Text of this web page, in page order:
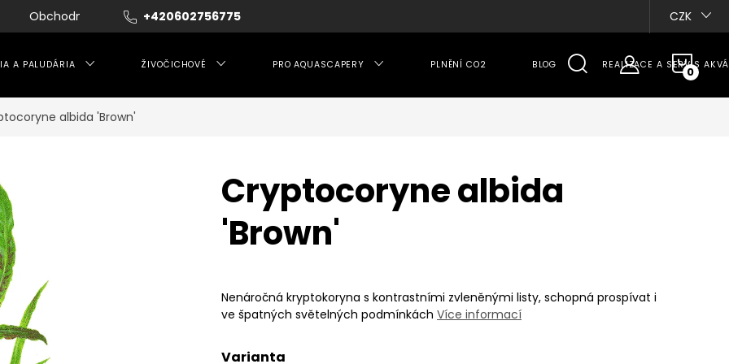
+420602756775
Obchodní podmínky Moje objednávka CZK
A PALUDÁRIA ŽIVOČICHOVÉ PRO AQUASCAPERY PLNĚNÍ CO2 BLOG REALIZACE A SERVIS
albida 'Brown'
Cryptocoryne albida
'Brown'
Nenáročná kryptokoryna s kontrastními zvleněnými listy, schopná prospívat i
ve špatných světelných podmínkách Více informací
Varianta